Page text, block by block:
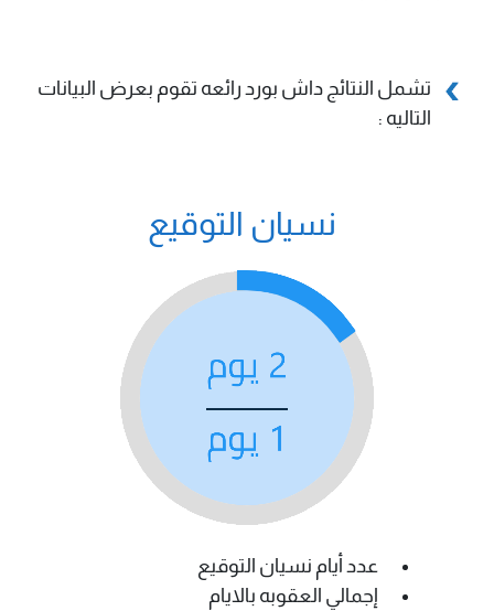
تشمل النتائج داش بورد رائعه تقوم بعرض البيانات
التاليه :
نسيان التوقيع
عدد أيام نسيان التوقيع
إجمالي العقوبه بالايام